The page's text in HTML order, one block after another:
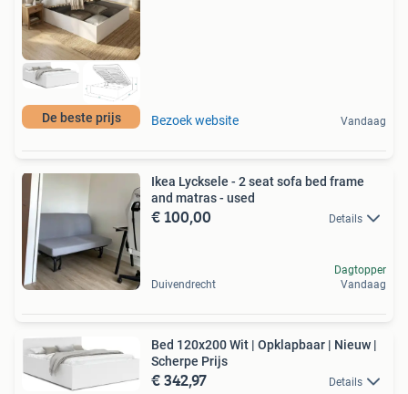
De beste prijs Bezoek website Vandaag
Ikea Lycksele - 2 seat sofa bed frame
and matras - used
€ 100,00 Details
Duivendrecht
Dagtopper
Vandaag
Bed 120x200 Wit | Opklapbaar | Nieuw |
Scherpe Prijs
€ 342,97 Details